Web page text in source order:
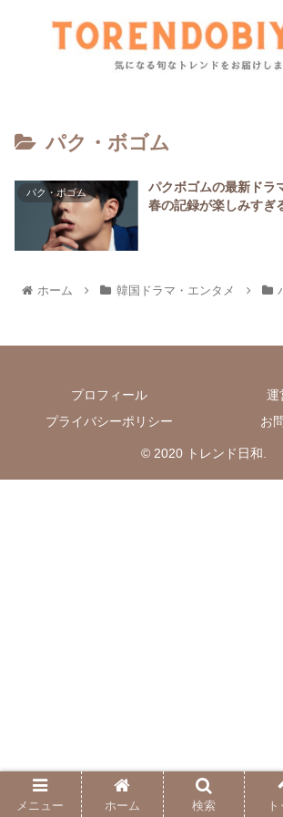
パク・ボゴム
パク・ボゴム
パクボゴムの最新ドラ
春の記録が楽しみすぎ
ホーム 韓国ドラマ・エンタメ
プロフィール
運
プライバシーポリシー
お
© 2020 トレンド日和.
メニュー ホーム 検索